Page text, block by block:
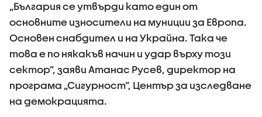
„България се утвърди като един от
основните износители на муниции за Европа.
Основен снабдител и на Украйна. Така че
това е по някакъв начин и удар върху този
сектор”, заяви Атанас Русев, директор на
програма „Сигурност”, Център за изследване
на демокрацията.